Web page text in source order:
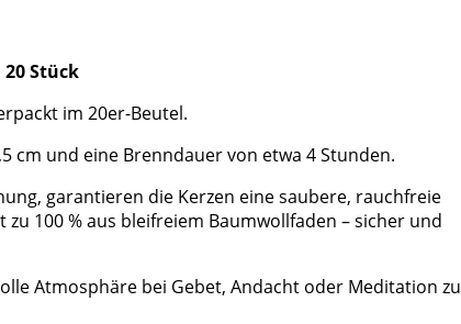
Stück
im 20er-Beutel.
cm und eine Brenndauer von etwa 4 Stunden.
garantieren die Kerzen eine saubere, rauchfreie
100 % aus bleifreiem Baumwollfaden – sicher und
Atmosphäre bei Gebet, Andacht oder Meditation zu